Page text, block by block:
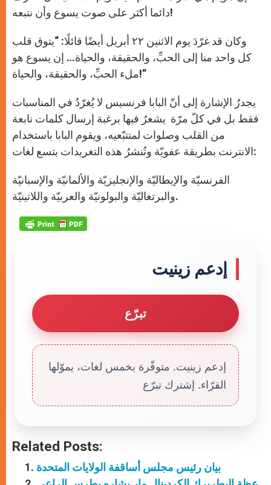
دائما أكثر على صوت يسوع وأن نتبعه!
وكان قد غرّدَ يوم الاثنين ٢٢ أبريل أيضًا قائلًا: “يتوق قلب
كل واحد منا إلى الحبِّ، والحقيقة، والحياة… إن يسوع هو
ملء الحبِّ، والحقيقة، والحياة!”
يجدرُ الإشارة إلى أنّ البابا فرنسيس لا يُغرّدُ في المناسبات
فقط بل في كلّ مرّة يشعرُ فيها برغبة إرسال كلمات نابعة
من القلب وصلوات لمتتبّعيه، ويقوم البابا باستخدام
الانترنت بطريقة عفويّة وتُنشرُ هذه التغريدات بتسع لغات:
الفرنسيّة والإيطاليّة والإنجليزيّة والألمانيّة والإسبانيّة
والبرتغاليّة والبولونيّة والعربيّة واللاتينيّة.
إدعم زينيت
تبرّع
إدعم زينيت. متوفّرة بخمس لغات، يموّلها
القرّاء. إشترك تبرّع
Related Posts:
بيان رئيس مجلس أساقفة الولايات المتحدة